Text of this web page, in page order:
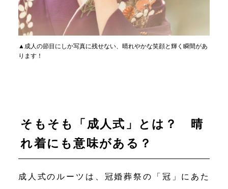
▲成人の節目にしか写真に残せない、晴れやかな笑顔と輝く瞬間があ
ります！
そもそも「成人式」とは？ 晴
れ着にも意味がある？
成人式のルーツは、冠婚葬祭の「冠」にあた